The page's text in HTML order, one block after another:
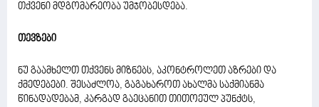
თქვენი მდგომარეობა უმჯობესდება.
თევზები
ნუ გაამხელთ თქვენს მიზნებს, აკონტროლეთ აზრები და
ქმედებები. შესაძლოა, გაგახაროთ ახალმა საქმიანმა
წინადადებამ, კარგად გაეცანით თითოეულ პუნქტს,